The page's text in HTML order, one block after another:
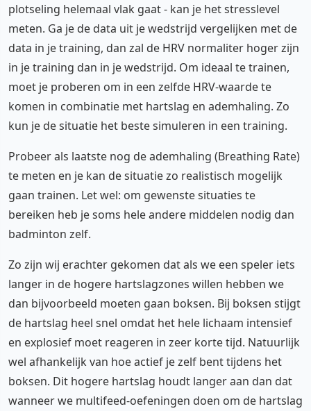
plotseling helemaal vlak gaat - kan je het stresslevel
meten. Ga je de data uit je wedstrijd vergelijken met de
data in je training, dan zal de HRV normaliter hoger zijn
in je training dan in je wedstrijd. Om ideaal te trainen,
moet je proberen om in een zelfde HRV-waarde te
komen in combinatie met hartslag en ademhaling. Zo
kun je de situatie het beste simuleren in een training.
Probeer als laatste nog de ademhaling (Breathing Rate)
te meten en je kan de situatie zo realistisch mogelijk
gaan trainen. Let wel: om gewenste situaties te
bereiken heb je soms hele andere middelen nodig dan
badminton zelf.
Zo zijn wij erachter gekomen dat als we een speler iets
langer in de hogere hartslagzones willen hebben we
dan bijvoorbeeld moeten gaan boksen. Bij boksen stijgt
de hartslag heel snel omdat het hele lichaam intensief
en explosief moet reageren in zeer korte tijd. Natuurlijk
wel afhankelijk van hoe actief je zelf bent tijdens het
boksen. Dit hogere hartslag houdt langer aan dan dat
wanneer we multifeed-oefeningen doen om de hartslag